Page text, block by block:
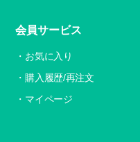
会員サービス
お気に入り
購入履歴/再注文
マイページ